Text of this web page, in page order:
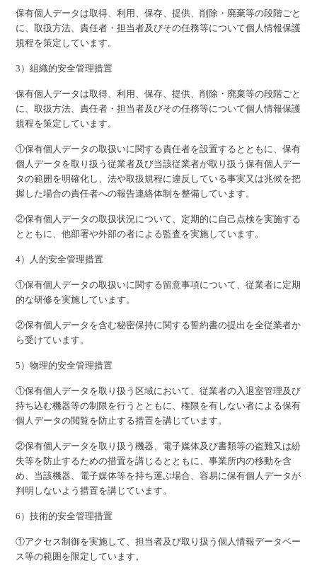
保有個人データは取得、利用、保存、提供、削除・廃棄等の段階ごと
に、取扱方法、責任者・担当者及びその任務等について個人情報保護
規程を策定しています。
3）組織的安全管理措置
保有個人データは取得、利用、保存、提供、削除・廃棄等の段階ごと
に、取扱方法、責任者・担当者及びその任務等について個人情報保護
規程を策定しています。
①保有個人データの取扱いに関する責任者を設置するとともに、保有
個人データを取り扱う従業者及び当該従業者が取り扱う保有個人デー
タの範囲を明確化し、法や取扱規程に違反している事実又は兆候を把
握した場合の責任者への報告連絡体制を整備しています。
②保有個人データの取扱状況について、定期的に自己点検を実施する
とともに、他部署や外部の者による監査を実施しています。
4）人的安全管理措置
①保有個人データの取扱いに関する留意事項について、従業者に定期
的な研修を実施しています。
②保有個人データを含む秘密保持に関する誓約書の提出を全従業者か
ら受けています。
5）物理的安全管理措置
①保有個人データを取り扱う区域において、従業者の入退室管理及び
持ち込む機器等の制限を行うとともに、権限を有しない者による保有
個人データの閲覧を防止する措置を講じています。
②保有個人データを取り扱う機器、電子媒体及び書類等の盗難又は紛
失等を防止するための措置を講じるとともに、事業所内の移動を含
め、当該機器、電子媒体等を持ち運ぶ場合、容易に保有個人データが
判明しないよう措置を講じています。
6）技術的安全管理措置
①アクセス制御を実施して、担当者及び取り扱う個人情報データベー
ス等の範囲を限定しています。